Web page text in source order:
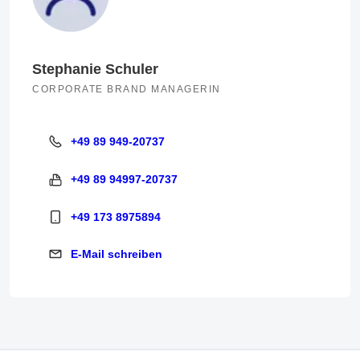
Stephanie Schuler
CORPORATE BRAND MANAGERIN
+49 89 949-20737
+49 89 949-20737
+49 89 94997-20737
+49 89 94997-20737
+49 173 8975894
+49 173 8975894
E-Mail schreiben
E-Mail schreiben